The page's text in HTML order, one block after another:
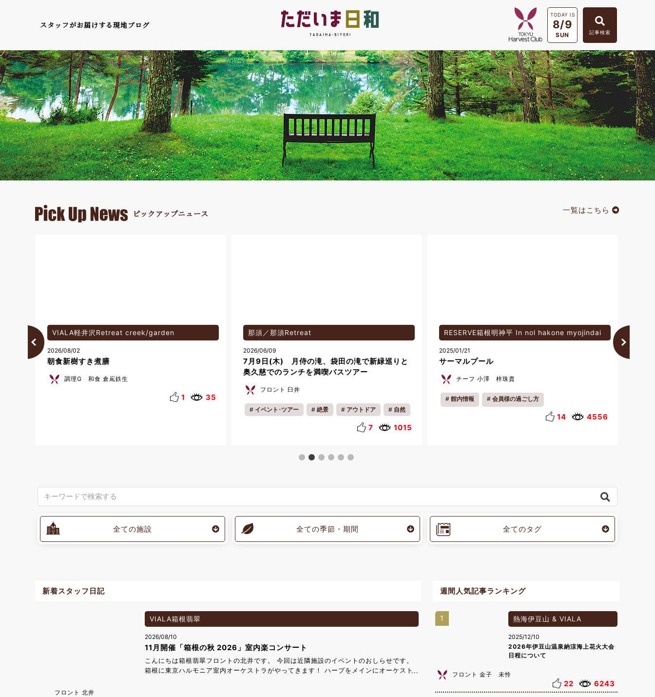
スタッフがお届けする現地ブログ
TODAY IS
8/9
SUN 記事検索
ピックアップニュース 一覧はこちら
那須／那須Retreat
2026/06/09
7月9日(木) 月侍の滝、袋田の滝で新緑巡りと
奥久慈でのランチを満喫バスツアー
RESERVE箱根明神平 In nol hakone myojindai
2025/01/21
サーマルプール
14 4556
鬼怒川
2026/07/30
売店イベントのお知らせ
フロントスタッフ 中山
イベント･ツアー 館内情報
ファミリー 夏休み
1 178
全ての施設 全ての季節・期間 全てのタグ
新着スタッフ日記
VIALA箱根翡翠
2026/08/10
11月開催「箱根の秋 2026」室内楽コンサート
こんにちは箱根翡翠フロントの北井です。 今回は近隣施設のイベントのおしらせです。
箱根に東京ハルモニア室内オーケストラがやってきます！ ハープをメインにオーケスト
フロント 北井
週間人気記事ランキング
1 熱海伊豆山 & VIALA
2025/12/10
2026年伊豆山温泉納涼海上花火大会
日程について
フロント 金子 未怜
22 6243